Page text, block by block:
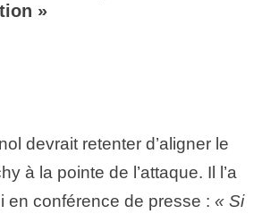
»
devrait retenter d’aligner le
à la pointe de l’attaque. Il l’a
en conférence de presse : « Si